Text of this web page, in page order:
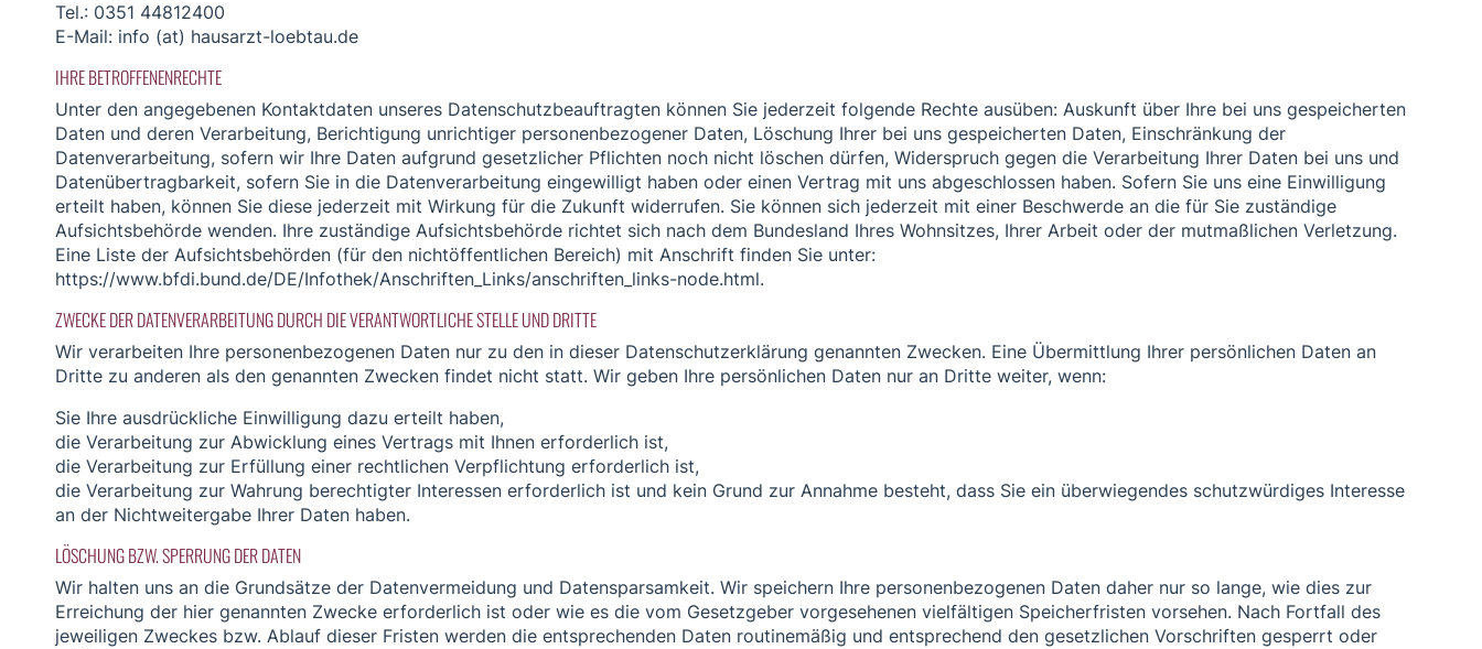
Tel.: 0351 44812400
E-Mail: info (at) hausarzt-loebtau.de
IHRE BETROFFENENRECHTE
Unter den angegebenen Kontaktdaten unseres Datenschutzbeauftragten können Sie jederzeit folgende Rechte ausüben: Auskunft über Ihre bei uns gespeicherten
Daten und deren Verarbeitung, Berichtigung unrichtiger personenbezogener Daten, Löschung Ihrer bei uns gespeicherten Daten, Einschränkung der
Datenverarbeitung, sofern wir Ihre Daten aufgrund gesetzlicher Pflichten noch nicht löschen dürfen, Widerspruch gegen die Verarbeitung Ihrer Daten bei uns und
Datenübertragbarkeit, sofern Sie in die Datenverarbeitung eingewilligt haben oder einen Vertrag mit uns abgeschlossen haben. Sofern Sie uns eine Einwilligung
erteilt haben, können Sie diese jederzeit mit Wirkung für die Zukunft widerrufen. Sie können sich jederzeit mit einer Beschwerde an die für Sie zuständige
Aufsichtsbehörde wenden. Ihre zuständige Aufsichtsbehörde richtet sich nach dem Bundesland Ihres Wohnsitzes, Ihrer Arbeit oder der mutmaßlichen Verletzung.
Eine Liste der Aufsichtsbehörden (für den nichtöffentlichen Bereich) mit Anschrift finden Sie unter:
https://www.bfdi.bund.de/DE/Infothek/Anschriften_Links/anschriften_links-node.html.
ZWECKE DER DATENVERARBEITUNG DURCH DIE VERANTWORTLICHE STELLE UND DRITTE
Wir verarbeiten Ihre personenbezogenen Daten nur zu den in dieser Datenschutzerklärung genannten Zwecken. Eine Übermittlung Ihrer persönlichen Daten an
Dritte zu anderen als den genannten Zwecken findet nicht statt. Wir geben Ihre persönlichen Daten nur an Dritte weiter, wenn:
Sie Ihre ausdrückliche Einwilligung dazu erteilt haben,
die Verarbeitung zur Abwicklung eines Vertrags mit Ihnen erforderlich ist,
die Verarbeitung zur Erfüllung einer rechtlichen Verpflichtung erforderlich ist,
die Verarbeitung zur Wahrung berechtigter Interessen erforderlich ist und kein Grund zur Annahme besteht, dass Sie ein überwiegendes schutzwürdiges Interesse
an der Nichtweitergabe Ihrer Daten haben.
LÖSCHUNG BZW. SPERRUNG DER DATEN
Wir halten uns an die Grundsätze der Datenvermeidung und Datensparsamkeit. Wir speichern Ihre personenbezogenen Daten daher nur so lange, wie dies zur
Erreichung der hier genannten Zwecke erforderlich ist oder wie es die vom Gesetzgeber vorgesehenen vielfältigen Speicherfristen vorsehen. Nach Fortfall des
jeweiligen Zweckes bzw. Ablauf dieser Fristen werden die entsprechenden Daten routinemäßig und entsprechend den gesetzlichen Vorschriften gesperrt oder